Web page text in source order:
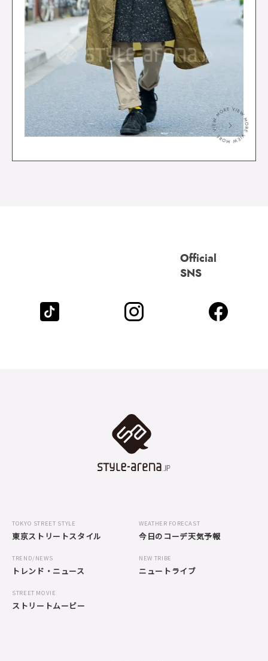
＞
Official
SNS
TOKYO STREET STYLE
東京ストリートスタイル
WEATHER FORECAST
今日のコーデ天気予報
TREND/NEWS
トレンド・ニュース
NEW TRIBE
ニュートライブ
STREET MOVIE
ストリートムービー